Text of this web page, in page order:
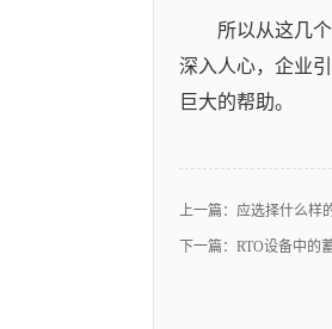
所以从这几
深入人心，企业
巨大的帮助。
上一篇： 应选择什么样
下一篇： RTO设备中的